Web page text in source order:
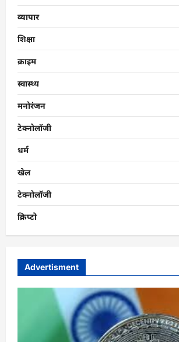
व्यापार
शिक्षा
क्राइम
स्वास्थ्य
मनोरंजन
टेक्नोलॉजी
धर्म
खेल
टेक्नोलॉजी
क्रिप्टो
Advertisment